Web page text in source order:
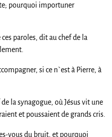
pourquoi importuner
paroles, dit au chef de la
si ce n`est à Pierre, à
la synagogue, où Jésus vit une
et poussaient de grands cris.
vous du bruit, et pourquoi